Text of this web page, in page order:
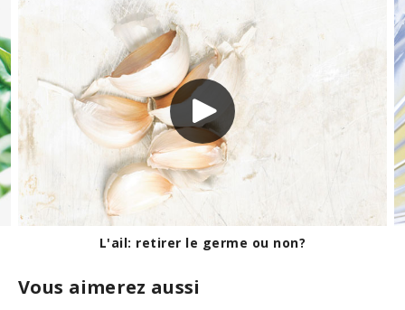
Pour une mayonnaise maison de base
Vous aimerez aussi